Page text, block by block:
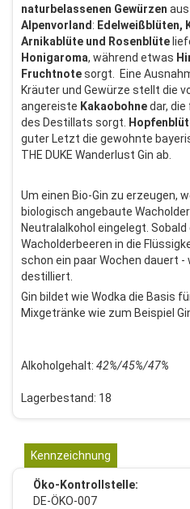
naturbelassenen Gewürzen
Alpenvorland : Edelweißblüten,
Arnikablüte und Rosenblüte
Honigaroma, während etwas
Fruchtnotesorgt. Eine
Kräuter und Gewürze stellt die
angereiste Kakaobohnedar,
des Destillats sorgt.
guter Letzt die gewohnte
THE DUKE Wanderlust Gin ab.
Um einen Bio-Gin zu erzeugen,
biologisch angebaute
Neutralalkohol eingelegt.
Wacholderbeeren in die
schon ein paar Wochen dauert
destilliert.
Gin bildet wie Wodka die Basis
Mixgetränke wie zum Beispiel
Alkoholgehalt: 42%/45%/47%
Lagerbestand: 18
Kennzeichnung
Öko-Kontrollstelle:
DE-ÖKO-007